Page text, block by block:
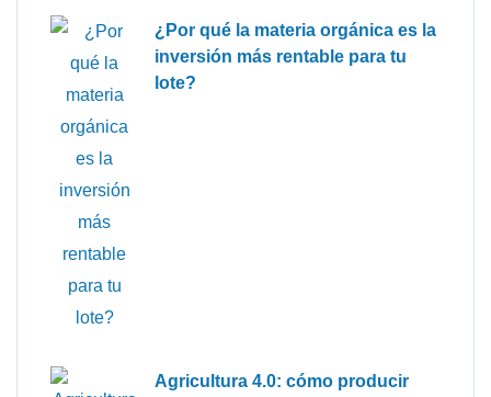
¿Por qué la materia orgánica es la
inversión más rentable para tu
lote?
Agricultura 4.0: cómo producir